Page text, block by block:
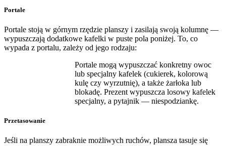
Portale
Portale stoją w górnym rzędzie planszy i zasilają swoją kolumnę —
wypuszczają dodatkowe kafelki w puste pola poniżej. To, co
wypada z portalu, zależy od jego rodzaju:
Portale mogą wypuszczać konkretny owoc
lub specjalny kafelek (cukierek, kolorową
kulę czy wyrzutnię), a także żarłoka lub
blokadę. Prezent wypuszcza losowy kafelek
specjalny, a pytajnik — niespodziankę.
Przetasowanie
Jeśli na planszy zabraknie możliwych ruchów, plansza tasuje się